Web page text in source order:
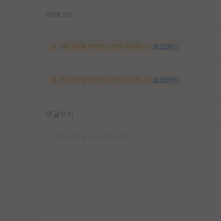
대댓글 쓰기
해당 댓글을 보려면 로그인이 필요합니다. 로그인하기
해당 댓글을 보려면 로그인이 필요합니다. 로그인하기
댓글쓰기